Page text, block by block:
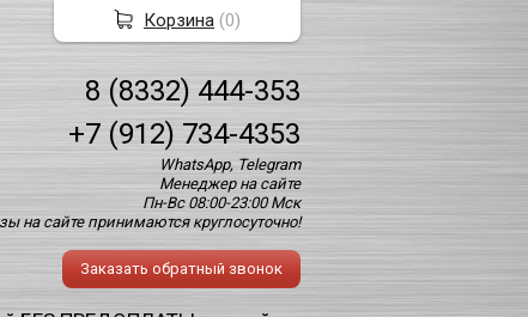
8 (8332) 444-353
+7 (912) 734-4353
WhatsApp, Telegram
Менеджер на сайте
Пн-Вс 08:00-23:00 Мск
на сайте принимаются круглосуточно!
Заказать обратный звонок
Корзина (0)